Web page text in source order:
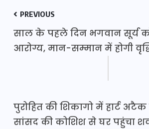
PREVIOUS
साल के पहले दिन भगवान सूर्य
आरोग्य, मान-सम्मान में होगी
पुरोहित की शिकागो में हार्ट
सांसद की कोशिश से घर पहुंचा